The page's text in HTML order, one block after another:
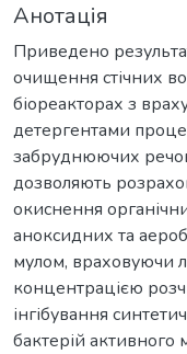
Анотація
Приведено
очищення стічних
біореакторах з
детергентами
забруднюючих
дозволяють
окиснення
аноксидних та
мулом, враховуючи
концентрацією
інгібування
бактерій активного